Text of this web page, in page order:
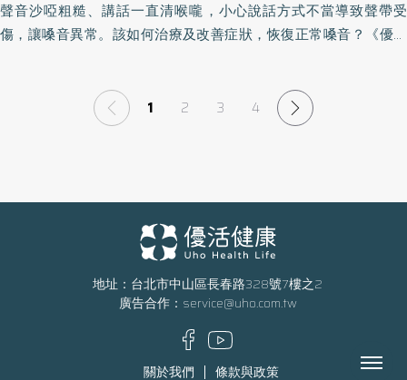
聲音沙啞粗糙、講話一直清喉嚨，小心說話方式不當導致聲帶受
傷，讓嗓音異常。該如何治療及改善症狀，恢復正常嗓音？《優活
等，應就醫並透過腹式呼吸訓練，有助調整呼吸及聲音品質。
1 2 3 4
地址：台北市中山區長春路328號7樓之2
廣告合作： service@uho.com.tw
關於我們 條款與政策 Menu